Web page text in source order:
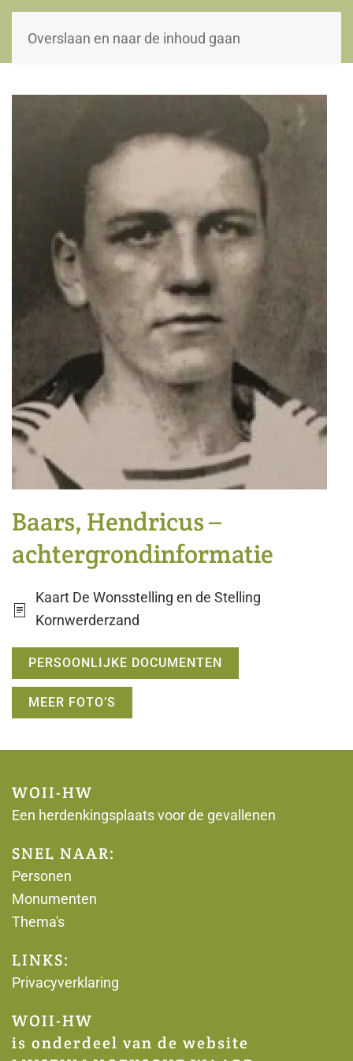
Overslaan en naar de inhoud gaan
WOII-HW
Baars, Hendricus –
achtergrondinformatie
Kaart De Wonsstelling en de Stelling
Kornwerderzand
PERSOONLIJKE DOCUMENTEN
MEER FOTO’S
WOII-HW
Een herdenkingsplaats voor de gevallenen
SNEL NAAR:
Personen
Monumenten
Thema's
LINKS:
Privacyverklaring
WOII-HW
is onderdeel van de website